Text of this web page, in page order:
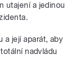
utajení a jedinou